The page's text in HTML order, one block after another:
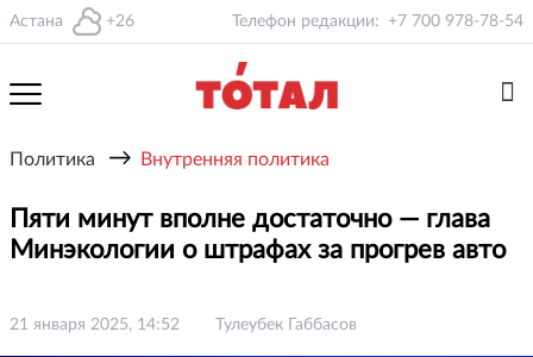
Астана +26 Телефон редакции: +7 700 978-78-54
Политика → Внутренняя политика
Пяти минут вполне достаточно — глава
Минэкологии о штрафах за прогрев авто
21 января 2025, 14:52 Тулеубек Габбасов